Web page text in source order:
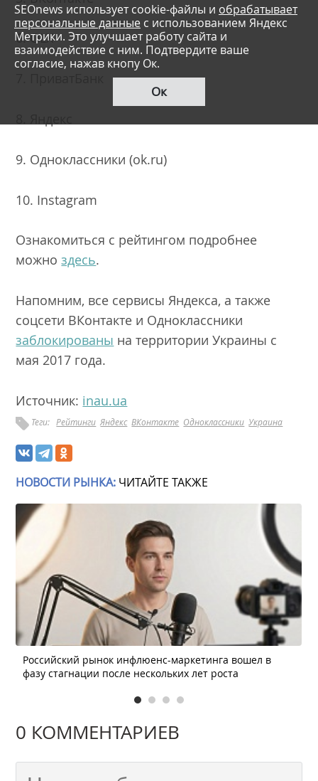
6. OLX
9. Одноклассники (ok.ru)
10. Instagram
Ознакомиться с рейтингом подробнее
можноздесь.
Напомним, все сервисы Яндекса, а также
соцсети ВКонтакте и Одноклассники
заблокированы на территории Украины с
мая 2017 года.
Источник: inau.ua
Теги: Рейтинги Яндекс ВКонтакте Одноклассники Украина
SEOnews использует cookie-файлы и обрабатывает
персональные данные с использованием Яндекс
Метрики. Это улучшает работу сайта и
взаимодействие с ним. Подтвердите ваше
согласие, нажав кнопу Ок.
Ок
НОВОСТИ РЫНКА: ЧИТАЙТЕ ТАКЖЕ
Российский рынок инфлюенс-маркетинга вошел в
фазу стагнации после нескольких лет роста
0 КОММЕНТАРИЕВ